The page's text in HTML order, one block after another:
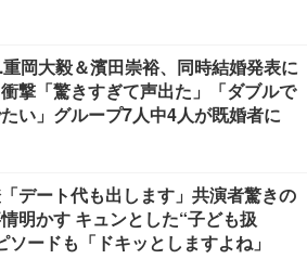
岡大毅＆濱田崇裕、同時結婚発表に
撃「驚きすぎて声出た」「ダブルで
い」グループ7人中4人が既婚者に
デート代も出します」共演者驚きの
明かす キュンとした“子ども扱
ソードも「ドキッとしますよね」